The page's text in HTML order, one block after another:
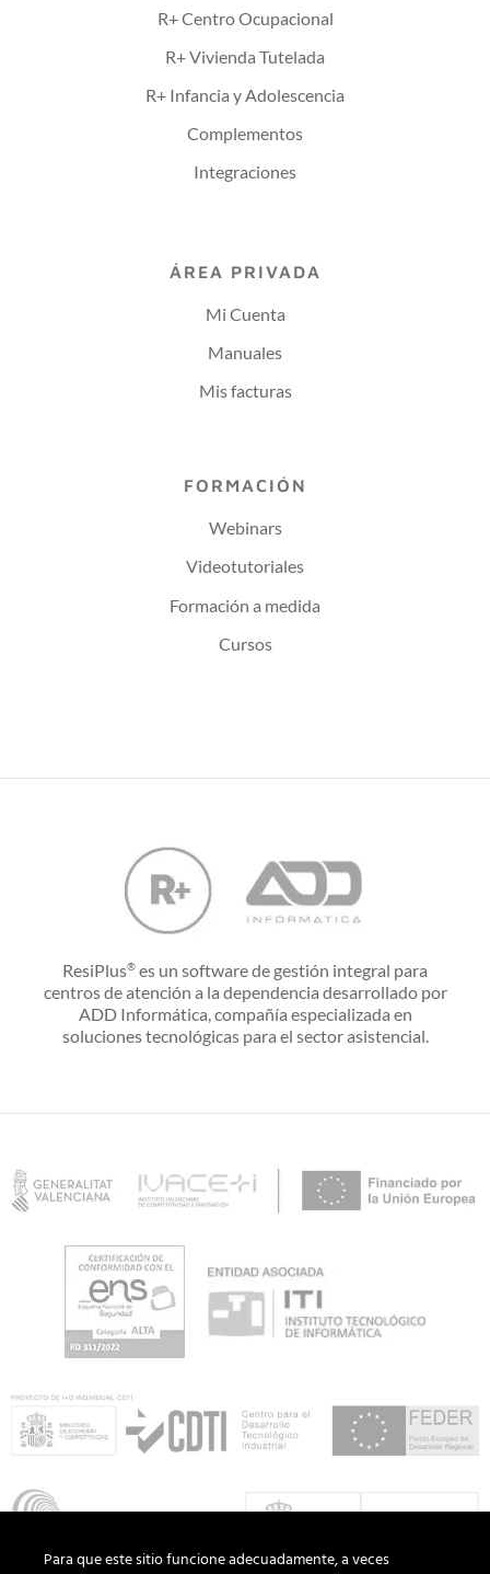
R+ Centro Ocupacional
R+ Vivienda Tutelada
R+ Infancia y Adolescencia
Complementos
Integraciones
ÁREA PRIVADA
Mi Cuenta
Manuales
Mis facturas
FORMACIÓN
Webinars
Videotutoriales
Formación a medida
Cursos
ResiPlus® es un software de gestión integral para
centros de atención a la dependencia desarrollado por
ADD Informática, compañía especializada en
soluciones tecnológicas para el sector asistencial.
Para que este sitio funcione adecuadamente, a veces